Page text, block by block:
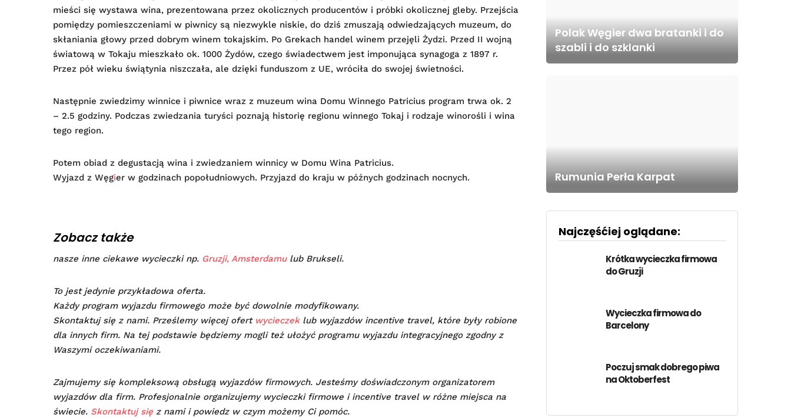
mieści się wystawa wina, prezentowana przez okolicznych producentów i próbki okolicznej gleby. Przejścia
pomiędzy pomieszczeniami w piwnicy są niezwykle niskie, do dziś zmuszają odwiedzających muzeum, do
skłaniania głowy przed dobrym winem tokajskim. Po Grekach handel winem przejęli Żydzi. Przed II wojną
światową w Tokaju mieszkało ok. 1000 Żydów, czego świadectwem jest imponująca synagoga z 1897 r.
Przez pół wieku świątynia niszczała, ale dzięki funduszom z UE, wróciła do swojej świetności.
Następnie zwiedzimy winnice i piwnice wraz z muzeum wina Domu Winnego Patricius program trwa ok. 2
– 2.5 godziny. Podczas zwiedzania turyści poznają historię regionu winnego Tokaj i rodzaje winorośli i wina
tego region.
Potem obiad z degustacją wina i zwiedzaniem winnicy w Domu Wina Patricius.
Wyjazd z Węgier w godzinach popołudniowych. Przyjazd do kraju w późnych godzinach nocnych.
Zobacz także
nasze inne ciekawe wycieczki np. Gruzji, Amsterdamulub Brukseli.
To jest jedynie przykładowa oferta.
Każdy program wyjazdu firmowego może być dowolnie modyfikowany.
Skontaktuj się z nami. Prześlemy więcej ofert wycieczeklub wyjazdów incentive travel, które były robione
dla innych firm. Na tej podstawie będziemy mogli też ułożyć programu wyjazdu integracyjnego zgodny z
Waszymi oczekiwaniami.
Zajmujemy się kompleksową obsługą wyjazdów firmowych. Jesteśmy doświadczonym organizatorem
wyjazdów dla firm. Profesjonalnie organizujemy wycieczki firmowe i incentive travel w różne miejsca na
świecie. Skontaktuj się z nami i powiedz w czym możemy Ci pomóc.
Polak Węgier dwa bratanki i do
szabli i do szklanki
Rumunia Perła Karpat
Najczęśćiej oglądane:
Krótka wycieczka firmowa
do Gruzji
Wycieczka firmowa do
Barcelony
Poczuj smak dobrego piwa
na Oktoberfest